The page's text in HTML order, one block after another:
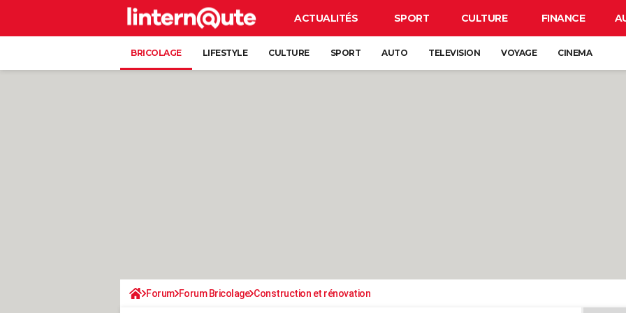
ACTUALITÉS SPORT CULTURE FINANCE
BRICOLAGE LIFESTYLE CULTURE SPORT AUTO TELEVISION VOYAGE CINEMA
Forum Forum Bricolage Construction et rénovation